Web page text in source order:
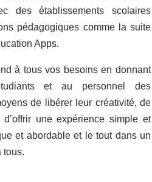
des établissements scolaires
pédagogiques comme la suite
Apps.
à tous vos besoins en donnant
et au personnel des
de libérer leur créativité, de
une expérience simple et
et abordable et le tout dans un
tous.